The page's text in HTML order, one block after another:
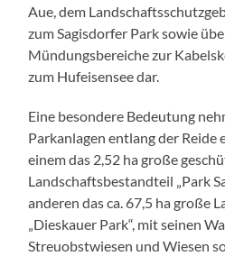
Aue, dem
zum Sagisdorfer Park sowie
Mündungsbereiche zur
zum Hufeisensee dar.
Eine besondere Bedeutung
Parkanlagen entlang der Reide
einem das 2,52 ha große
Landschaftsbestandteil „Park
anderen das ca. 67,5 ha große
„Dieskauer Park“, mit seinen
Streuobstwiesen und Wiesen